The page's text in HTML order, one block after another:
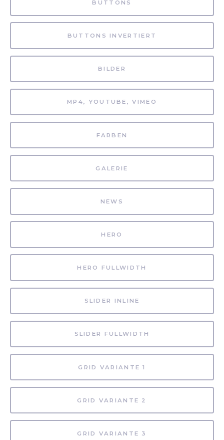
BUTTONS
BUTTONS INVERTIERT
BILDER
MP4, YOUTUBE, VIMEO
FARBEN
GALERIE
NEWS
HERO
HERO FULLWIDTH
SLIDER INLINE
SLIDER FULLWIDTH
GRID VARIANTE 1
GRID VARIANTE 2
GRID VARIANTE 3